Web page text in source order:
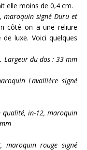
elle moins de 0,4 cm.
maroquin signé Duru et
côté on a une reliure
luxe. Voici quelques
Largeur du dos : 33 mm
Lavallière signé
qualité, in-12, maroquin
maroquin rouge signé